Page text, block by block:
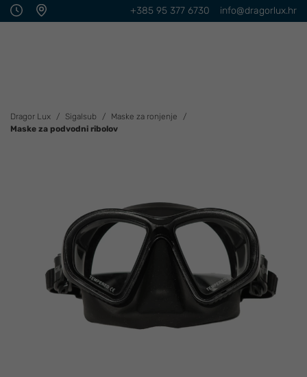
info@dragorlux.hr
+385 95 377 6730
Dragor Lux Sigalsub
Maske za ronjenje
Maske za podvodni ribolov